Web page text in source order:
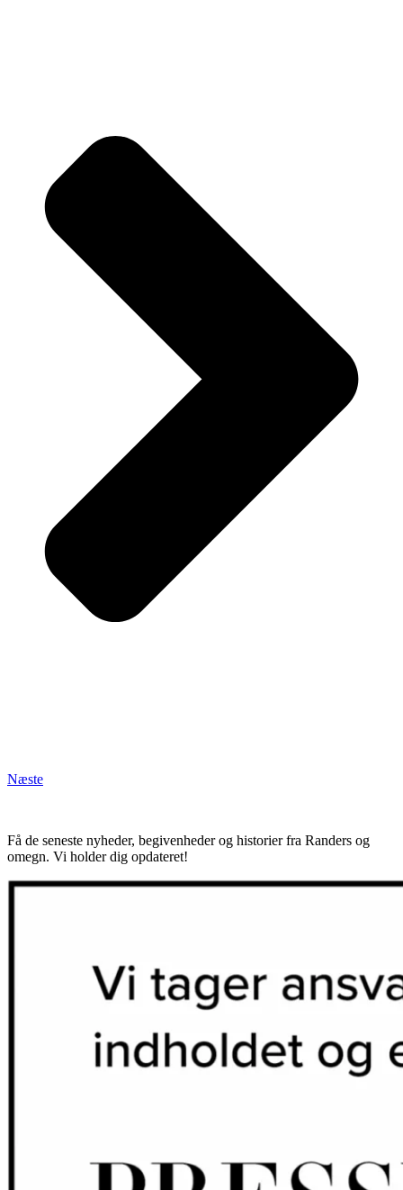
Næste
Få de seneste nyheder, begivenheder og historier fra Randers og
omegn. Vi holder dig opdateret!